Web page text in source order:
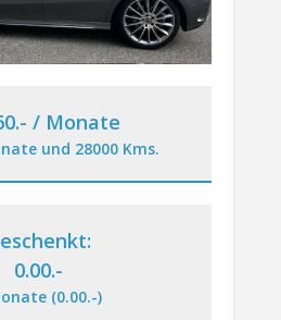
.- / Monate
und 28000 Kms.
0.00.-
(0.00.-)